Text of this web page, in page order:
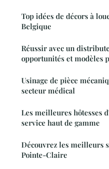
Top idées de décors à
Belgique
Réussir avec un
opportunités et modèles
Usinage de pièce
secteur médical
Les meilleures hôtesses
service haut de gamme
Découvrez les meilleurs
Pointe-Claire